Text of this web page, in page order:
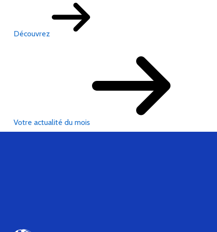
Découvrez
Votre actualité du mois